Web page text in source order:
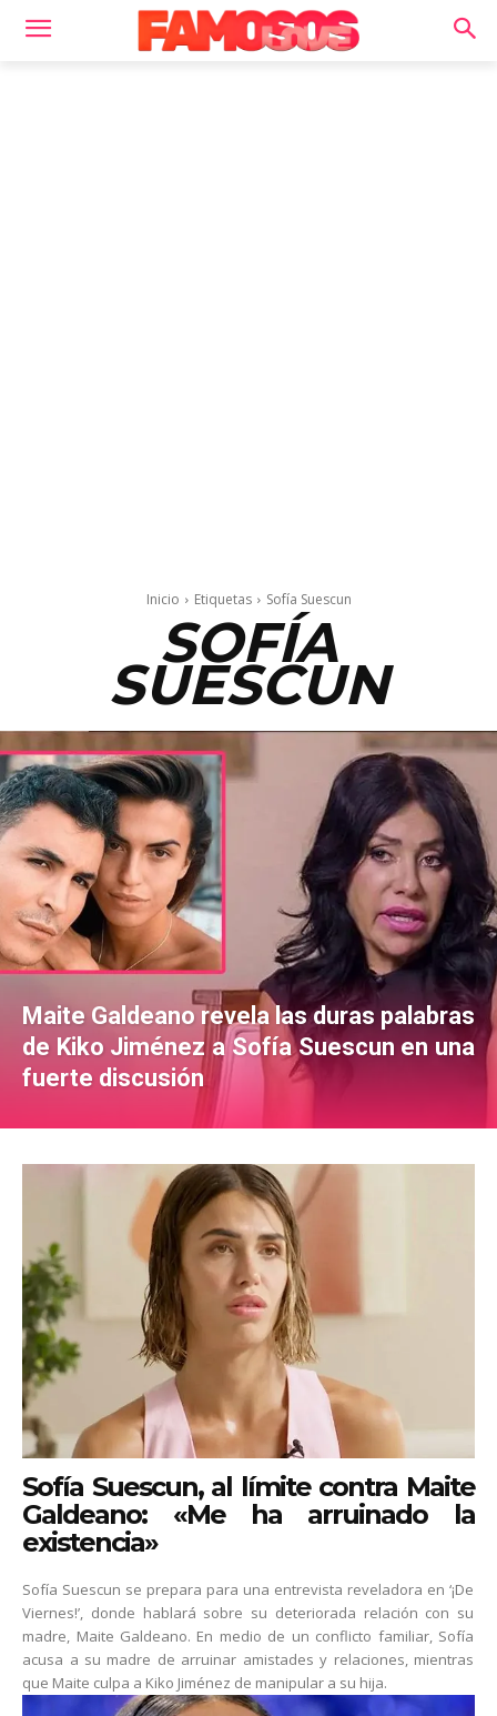
Inicio Etiquetas Sofía Suescun
SOFÍA
SUESCUN
Maite Galdeano revela las duras palabras
de Kiko Jiménez a Sofía Suescun en una
fuerte discusión
Sofía Suescun, al límite contra Maite
Galdeano: «Me ha arruinado la
existencia»
Sofía Suescun se prepara para una entrevista reveladora en ‘¡De
Viernes!’, donde hablará sobre su deteriorada relación con su
madre, Maite Galdeano. En medio de un conflicto familiar, Sofía
acusa a su madre de arruinar amistades y relaciones, mientras
que Maite culpa a Kiko Jiménez de manipular a su hija.